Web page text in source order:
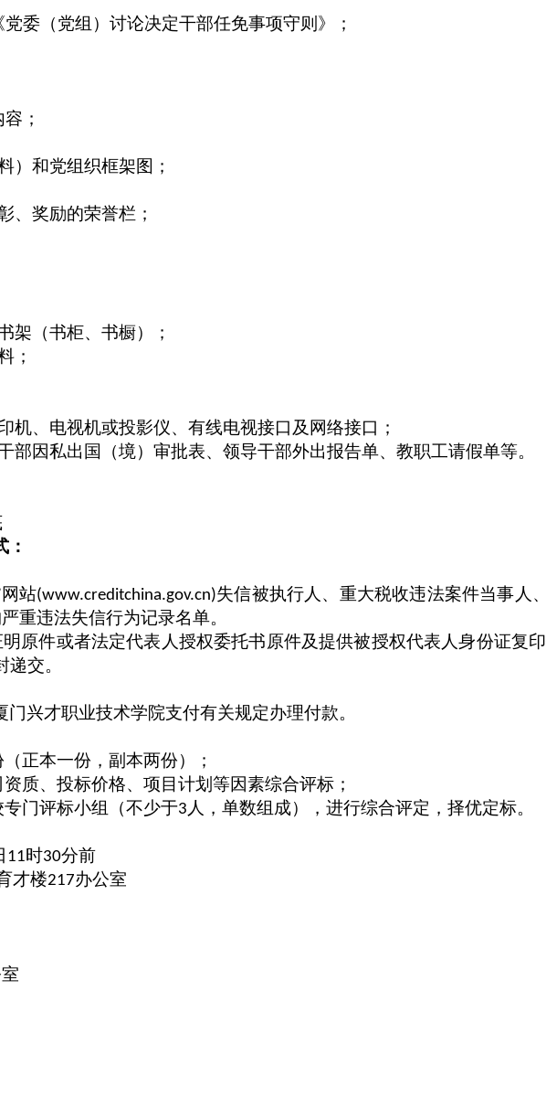
委（党组）讨论决定干部任免事项守则》；
；
）和党组织框架图；
、奖励的荣誉栏；
架（书柜、书橱）；
；
机、电视机或投影仪、有线电视接口及网络接口；
部因私出国（境）审批表、领导干部外出报告单、教职工请假单等。
站(www.creditchina.gov.cn)失信被执行人、重大税收违法案件当事人
重违法失信行为记录名单。
原件或者法定代表人授权委托书原件及提供被授权代表人身份证复
交。
兴才职业技术学院支付有关规定办理付款。
正本一份，副本两份）；
质、投标价格、项目计划等因素综合评标；
门评标小组（不少于3 人，单数组成），进行综合评定，择优定标。
11 时30分前
才楼217办公室